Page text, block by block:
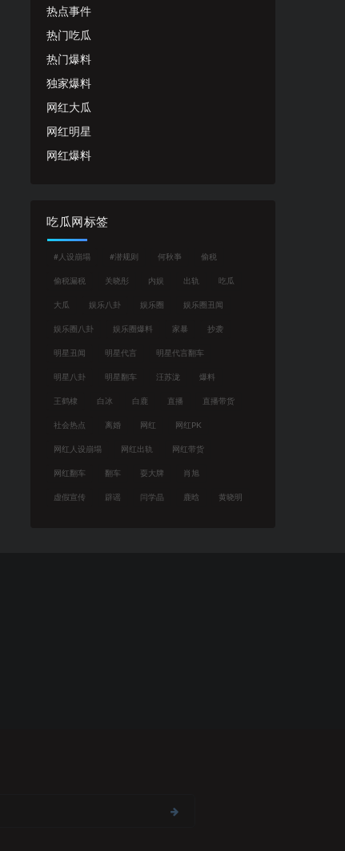
热点事件
热门吃瓜
热门爆料
独家爆料
网红大瓜
网红明星
网红爆料
吃瓜网标签
#人设崩塌 #潜规则 何秋亊 偷税
偷税漏税 关晓彤 内娱 出轨 吃瓜
大瓜 娱乐八卦 娱乐圈 娱乐圈丑闻
娱乐圈八卦 娱乐圈爆料 家暴 抄袭
明星丑闻 明星代言 明星代言翻车
明星八卦 明星翻车 汪苏泷 爆料
王鹤棣 白冰 白鹿 直播 直播带货
社会热点 离婚 网红 网红PK
网红人设崩塌 网红出轨 网红带货
网红翻车 翻车 耍大牌 肖旭
虚假宣传 辟谣 闫学晶 鹿晗 黄晓明